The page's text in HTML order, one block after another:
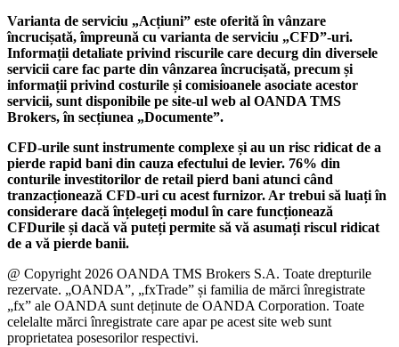
Varianta de serviciu „Acțiuni” este oferită în vânzare
încrucișată, împreună cu varianta de serviciu „CFD”-uri.
Informații detaliate privind riscurile care decurg din diversele
servicii care fac parte din vânzarea încrucișată, precum și
informații privind costurile și comisioanele asociate acestor
servicii, sunt disponibile pe site-ul web al OANDA TMS
Brokers, în secțiunea „Documente”.
CFD-urile sunt instrumente complexe și au un risc ridicat de a
pierde rapid bani din cauza efectului de levier. 76% din
conturile investitorilor de retail pierd bani atunci când
tranzacționează CFD-uri cu acest furnizor. Ar trebui să luați în
considerare dacă înțelegeți modul în care funcționează
CFDurile și dacă vă puteți permite să vă asumați riscul ridicat
de a vă pierde banii.
@ Copyright 2026 OANDA TMS Brokers S.A. Toate drepturile
rezervate. „OANDA”, „fxTrade” și familia de mărci înregistrate
„fx” ale OANDA sunt deținute de OANDA Corporation. Toate
celelalte mărci înregistrate care apar pe acest site web sunt
proprietatea posesorilor respectivi.